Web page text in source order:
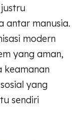
antar manusia.
modern
yang aman,
keamanan
yang
sendiri